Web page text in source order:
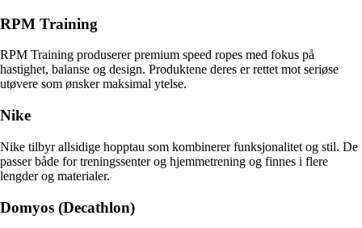
RPM Training
RPM Training produserer premium speed ropes med fokus på
hastighet, balanse og design. Produktene deres er rettet mot seriøse
utøvere som ønsker maksimal ytelse.
Nike
Nike tilbyr allsidige hopptau som kombinerer funksjonalitet og stil. De
passer både for treningssenter og hjemmetrening og finnes i flere
lengder og materialer.
Domyos (Decathlon)